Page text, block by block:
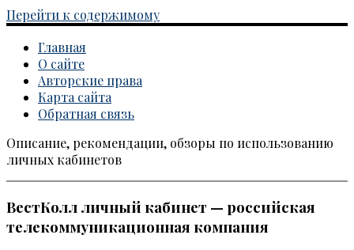
Перейти к содержимому
Главная
О сайте
Авторские права
Карта сайта
Обратная связь
Каталог личных кабинетов
Описание, рекомендации, обзоры по использованию
личных кабинетов
ВестКолл личный кабинет — российская
телекоммуникационная компания